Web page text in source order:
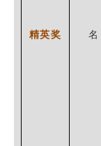
精英奖
名